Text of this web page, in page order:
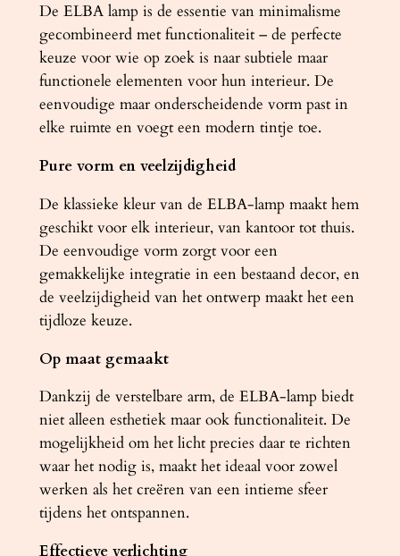
B
A
3
z
w
a
t
a
a
n
t
a
l
De ELBA lamp is de essentie van minimalisme
gecombineerd met functionaliteit – de perfecte
keuze voor wie op zoek is naar subtiele maar
functionele elementen voor hun interieur. De
eenvoudige maar onderscheidende vorm past in
elke ruimte en voegt een modern tintje toe.
Pure vorm en veelzijdigheid
De klassieke kleur van de ELBA-lamp maakt hem
geschikt voor elk interieur, van kantoor tot thuis.
De eenvoudige vorm zorgt voor een
gemakkelijke integratie in een bestaand decor, en
de veelzijdigheid van het ontwerp maakt het een
tijdloze keuze.
Op maat gemaakt
Dankzij de verstelbare arm, de ELBA-lamp biedt
niet alleen esthetiek maar ook functionaliteit. De
mogelijkheid om het licht precies daar te richten
waar het nodig is, maakt het ideaal voor zowel
werken als het creëren van een intieme sfeer
tijdens het ontspannen.
Effectieve verlichting